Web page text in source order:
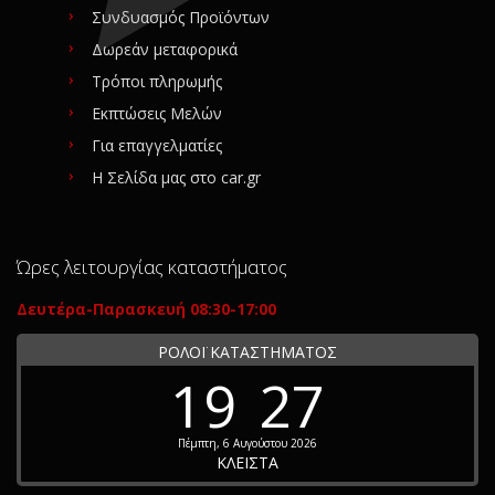
Συνδυασμός Προϊόντων
Δωρεάν μεταφορικά
Τρόποι πληρωμής
Εκπτώσεις Μελών
Για επαγγελματίες
Η Σελίδα μας στο car.gr
Ώρες λειτουργίας καταστήματος
Δευτέρα-Παρασκευή 08:30-17:00
ΡΟΛΟΪ ΚΑΤΑΣΤΗΜΑΤΟΣ
19 27
Πέμπτη, 6 Αυγούστου 2026
ΚΛΕΙΣΤΑ